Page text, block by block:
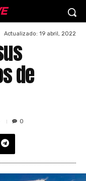
Actualizado: 19 abril, 2022
de
0